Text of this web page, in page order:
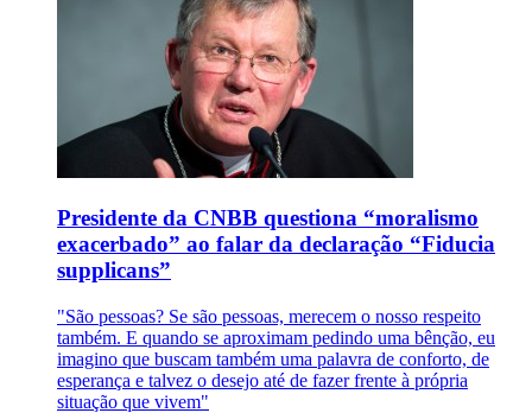
Presidente da CNBB questiona “moralismo
exacerbado” ao falar da declaração “Fiducia
supplicans”
"São pessoas? Se são pessoas, merecem o nosso respeito
também. E quando se aproximam pedindo uma bênção, eu
imagino que buscam também uma palavra de conforto, de
esperança e talvez o desejo até de fazer frente à própria
situação que vivem"